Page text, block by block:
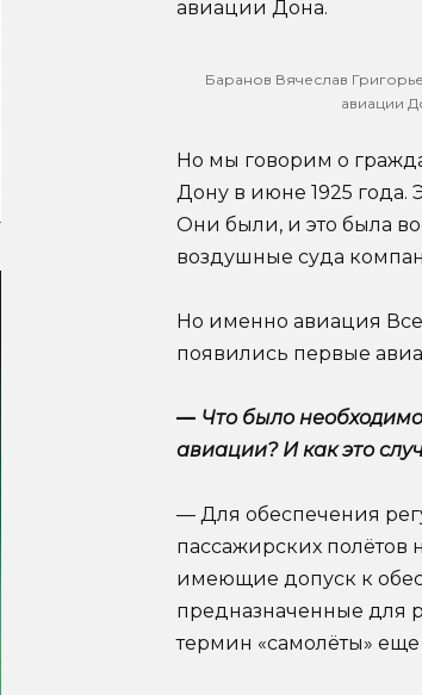
авиации Дона.
Баранов Вячеслав
авиации
Но мы говорим о
Дону в июне 1925 года.
Они были, и это была
воздушные суда
Но именно авиация
появились первые
— Что было
авиации? И как это
— Для обеспечения
пассажирских
имеющие допуск к
предназначенные для
термин «самолёты»